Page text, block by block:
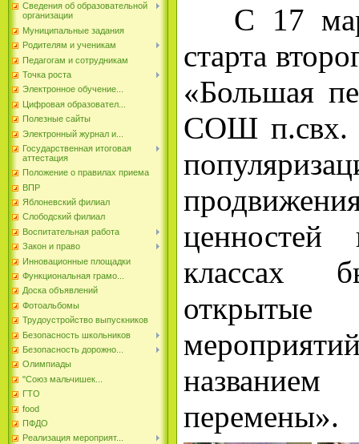
Сведения об образовательной
организации
Муниципальные задания
Родителям и ученикам
Педагогам и сотрудникам
Точка роста
Электронное обучение...
Цифровая образовател...
Полезные сайты
Электронный журнал и...
Государственная итоговая
аттестация
Положение о правилах приема
ВПР
Яблоневский филиал
Слободский филиал
Воспитательная работа
Закон и право
Инновационные площадки
Функциональная грамо...
Доска объявлений
Фотоальбомы
Трудоустройство выпускников
Безопасность школьников
Безопасность дорожно...
Олимпиады
"Союз мальчишек...
ГТО
food
ПФДО
Реализация мероприят...
С 17
старта
«Большая
СОШ п.свх.
классах
перемены».